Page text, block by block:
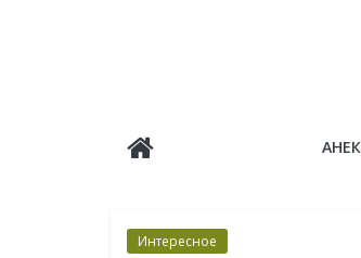
Балдёж
Интересное